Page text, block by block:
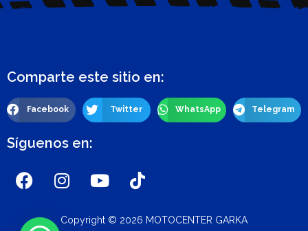
Comparte este sitio en:
Facebook Twitter WhatsApp Telegram
Síguenos en:
Copyright © 2026 MOTOCENTER GARKA